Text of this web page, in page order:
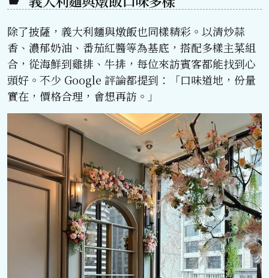
除了披薩，義大利麵與燉飯也同樣精彩。以清炒蒜
香、濃郁奶油、番茄紅醬等為基底，搭配多樣主菜組
合，從海鮮到雞排、牛排，每位來訪賓客都能找到心
頭好。不少 Google 評論都提到：「口味道地，份量
實在，價格合理，會想再訪。」